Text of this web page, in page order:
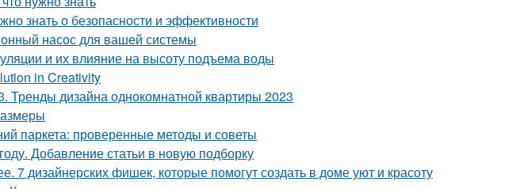
знать о безопасности и эффективности
насос для вашей системы
и их влияние на высоту подъема воды
in Creativity
Тренды дизайна однокомнатной квартиры 2023
паркета: проверенные методы и советы
Добавление статьи в новую подборку
7 дизайнерских фишек, которые помогут создать в доме уют и красоту